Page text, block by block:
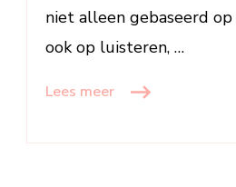
niet alleen gebaseerd
ook op luisteren, …
Lees meer